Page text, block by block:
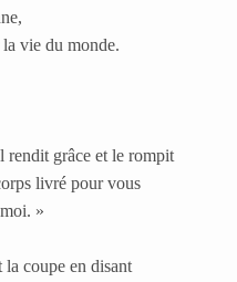
vie du monde.
rendit grâce et le rompit
livré pour vous
»
la coupe en disant